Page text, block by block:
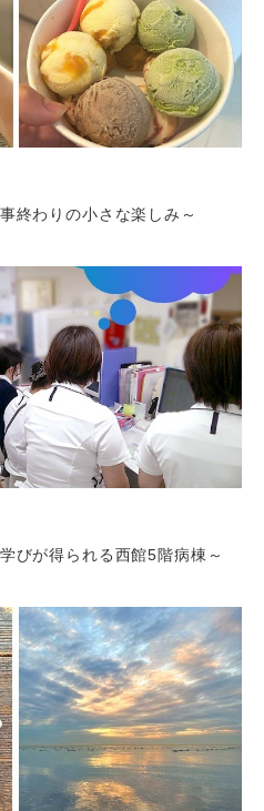
終わりの小さな楽しみ～
が得られる西館5階病棟～